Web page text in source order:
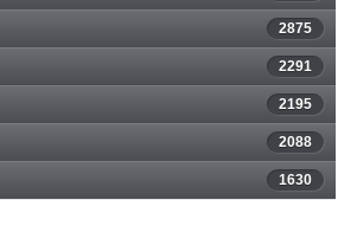
2875
2291
2195
2088
1630